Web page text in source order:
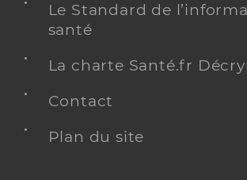
Le Standard de
santé
La charte Santé.fr
Contact
Plan du site